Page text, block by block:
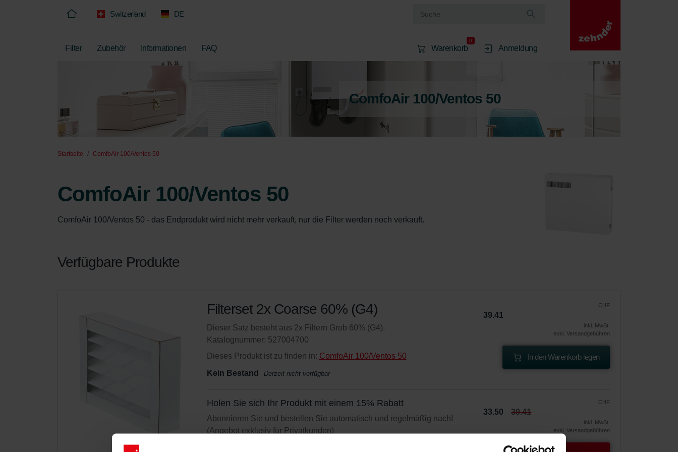
Switzerland DE
Filter Zubehör Informationen FAQ Warenkorb
0
Anmeldung
ComfoAir 100/Ventos 50
Startseite ComfoAir 100/Ventos 50
ComfoAir 100/Ventos 50
ComfoAir 100/Ventos 50 - das Endprodukt wird nicht mehr verkauft, nur die Filter werden noch verkauft.
Verfügbare Produkte
Filterset 2x Coarse 60% (G4)
Dieser Satz besteht aus 2x Filtern Grob 60% (G4).
Katalognummer: 527004700
Dieses Produkt ist zu finden in: ComfoAir 100/Ventos 50
Kein Bestand
Derzeit nicht verfügbar
CHF
39.41
inkl. MwSt.
exkl. Versandgebühren
In den Warenkorb legen
Holen Sie sich Ihr Produkt mit einem 15% Rabatt
Abonnieren Sie und bestellen Sie automatisch und regelmäßig nach!
(Angebot exklusiv für Privatkunden)
CHF
33.50 39.41
inkl. MwSt.
exkl. Versandgebühren